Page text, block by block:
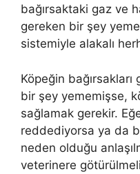
bağırsaktaki gaz ve
gereken bir şey
sistemiyle alakalı
Köpeğin
bir şey yememişse,
sağlamak gerekir.
reddediyorsa ya da
neden olduğu
veterinere